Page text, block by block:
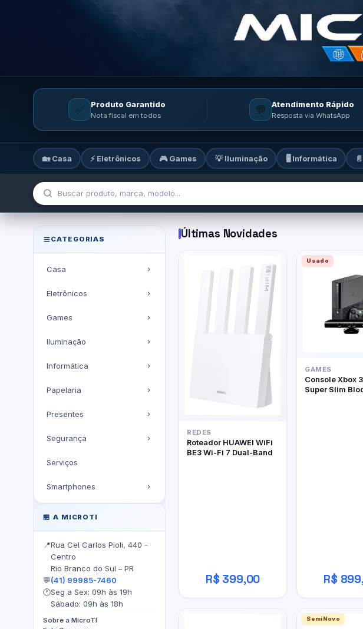
✅ Produto Garantido
Nota fiscal em todos 💬 Atendimento Rápido
Resposta via WhatsApp
🏡 Casa ⚡ Eletrônicos 🎮 Games 💡 Iluminação 🖥️ Informática
MicroTi — Sua loja de tecnologia:
CATEGORIAS
Casa
Eletrônicos
Games
Iluminação
Informática
Papelaria
Presentes
Segurança
Serviços
Smartphones
🏪 A MICROTI
📍Rua Cel Carlos Pioli, 440 –
Centro
Rio Branco do Sul – PR
💬(41) 99985-7460
🕐Seg a Sex: 09h às 19h
Sábado: 09h às 18h
Sobre a MicroTI
Últimas Novidades
REDES
Roteador HUAWEI WiFi
BE3 Wi-Fi 7 Dual-Band
R$ 399,00
Usado
GAMES
Console Xbox
Super Slim
R$
SemiNovo